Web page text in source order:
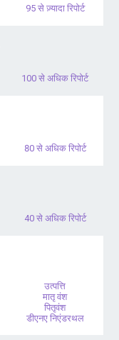
95 से ज़्यादा रिपोर्ट
100 से अधिक रिपोर्ट
80 से अधिक रिपोर्ट
40 से अधिक रिपोर्ट
उत्पत्ति
मातृ वंश
पितृवंश
डीएनए निएंडरथल